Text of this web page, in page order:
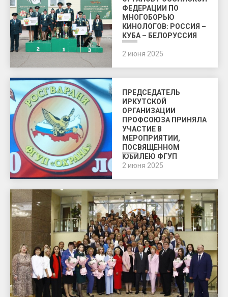
ФЕДЕРАЦИИ ПО
МНОГОБОРЬЮ
КИНОЛОГОВ: РОССИЯ –
КУБА – БЕЛОРУССИЯ
2 июня 2025
ПРЕДСЕДАТЕЛЬ
ИРКУТСКОЙ
ОРГАНИЗАЦИИ
ПРОФСОЮЗА ПРИНЯЛА
УЧАСТИЕ В
МЕРОПРИЯТИИ,
ПОСВЯЩЕННОМ
ЮБИЛЕЮ ФГУП
«ОХРАНА»
2 июня 2025